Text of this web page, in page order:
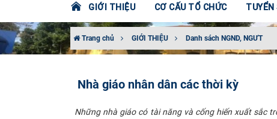
GIỚI THIỆU CƠ CẤU TỔ CHỨC
Trang chủ GIỚI THIỆU Danh sách NGND, NGƯT
Nhà giáo nhân dân các thời kỳ
Những nhà giáo có tài năng và cống hiến xuất sắc